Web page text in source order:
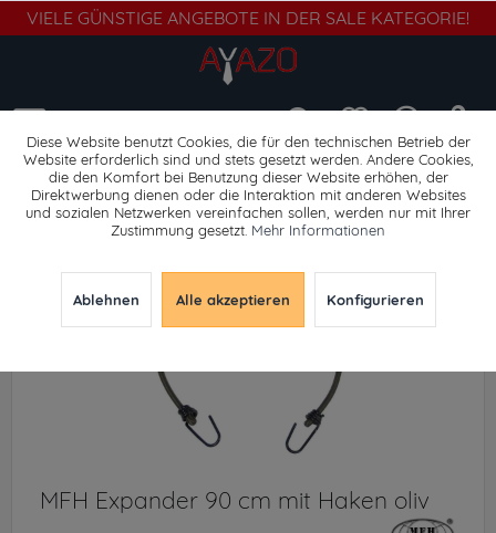
VIELE GÜNSTIGE ANGEBOTE IN DER SALE KATEGORIE!
Gehörschutz
MFH Expander 90 cm mit Haken oliv
Diese Website benutzt Cookies, die für den technischen Betrieb der
Website erforderlich sind und stets gesetzt werden. Andere Cookies,
die den Komfort bei Benutzung dieser Website erhöhen, der
Direktwerbung dienen oder die Interaktion mit anderen Websites
und sozialen Netzwerken vereinfachen sollen, werden nur mit Ihrer
Zustimmung gesetzt. Mehr Informationen
Ablehnen Alle akzeptieren Konfigurieren